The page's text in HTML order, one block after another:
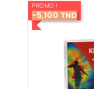
PROMO !
-5,100 TND